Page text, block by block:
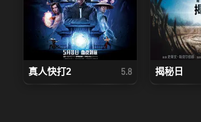
真人快打2 5.8 揭秘日